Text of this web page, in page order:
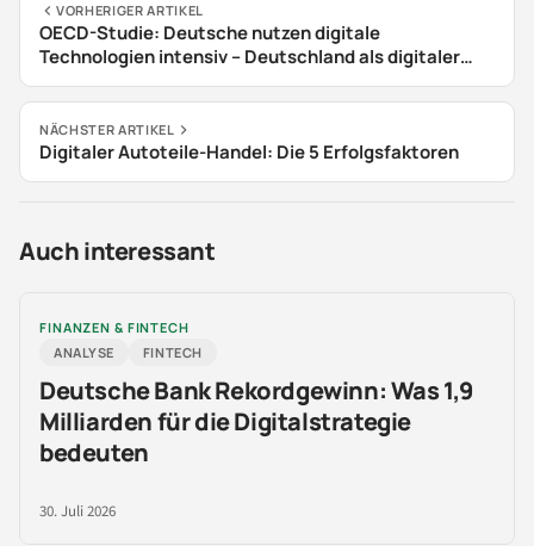
VORHERIGER ARTIKEL
OECD-Studie: Deutsche nutzen digitale
Technologien intensiv – Deutschland als digitaler
Vorreiter oder Nachzügler?
NÄCHSTER ARTIKEL
Digitaler Autoteile-Handel: Die 5 Erfolgsfaktoren
Auch interessant
FINANZEN & FINTECH
ANALYSE
FINTECH
Deutsche Bank Rekordgewinn: Was 1,9
Milliarden für die Digitalstrategie
bedeuten
30. Juli 2026